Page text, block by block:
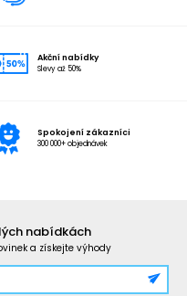
Akční nabídky
Slevy až 50%
Spokojení zákazníci
300 000+ objednávek
nabídkách
a získejte výhody